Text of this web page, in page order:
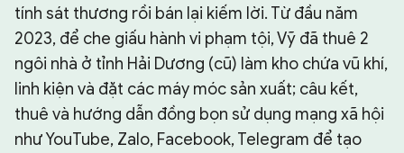
tính sát thương rồi bán lại kiếm lời. Từ đầu năm
2023, để che giấu hành vi phạm tội, Vỹ đã thuê 2
ngôi nhà ở tỉnh Hải Dương (cũ) làm kho chứa vũ khí,
linh kiện và đặt các máy móc sản xuất; câu kết,
thuê và hướng dẫn đồng bọn sử dụng mạng xã hội
như YouTube, Zalo, Facebook, Telegram để tạo